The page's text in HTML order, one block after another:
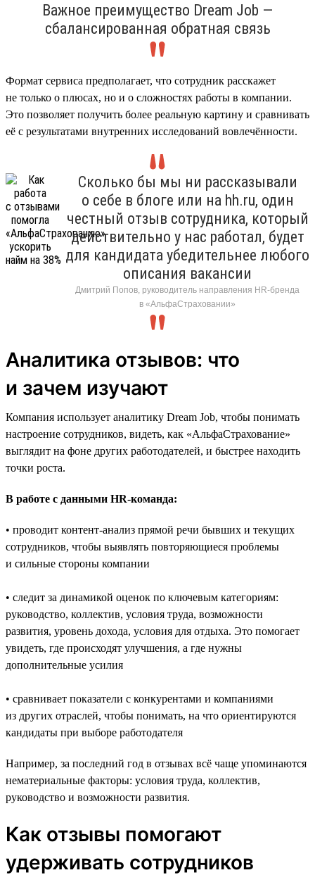
Важное преимущество Dream Job —
сбалансированная обратная связь
Формат сервиса предполагает, что сотрудник расскажет
не только о плюсах, но и о сложностях работы в компании.
Это позволяет получить более реальную картину и сравнивать
её с результатами внутренних исследований вовлечённости.
Сколько бы мы ни рассказывали
о себе в блоге или на hh.ru, один
честный отзыв сотрудника, который
действительно у нас работал, будет
для кандидата убедительнее любого
описания вакансии
Дмитрий Попов, руководитель направления HR-бренда
в «АльфаСтраховании»
Аналитика отзывов: что
и зачем изучают
Компания использует аналитику Dream Job, чтобы понимать
настроение сотрудников, видеть, как «АльфаСтрахование»
выглядит на фоне других работодателей, и быстрее находить
точки роста.
В работе с данными HR-команда:
• проводит контент-анализ прямой речи бывших и текущих
сотрудников, чтобы выявлять повторяющиеся проблемы
и сильные стороны компании
• следит за динамикой оценок по ключевым категориям:
руководство, коллектив, условия труда, возможности
развития, уровень дохода, условия для отдыха. Это помогает
увидеть, где происходят улучшения, а где нужны
дополнительные усилия
• сравнивает показатели с конкурентами и компаниями
из других отраслей, чтобы понимать, на что ориентируются
кандидаты при выборе работодателя
Например, за последний год в отзывах всё чаще упоминаются
нематериальные факторы: условия труда, коллектив,
руководство и возможности развития.
Как отзывы помогают
удерживать сотрудников